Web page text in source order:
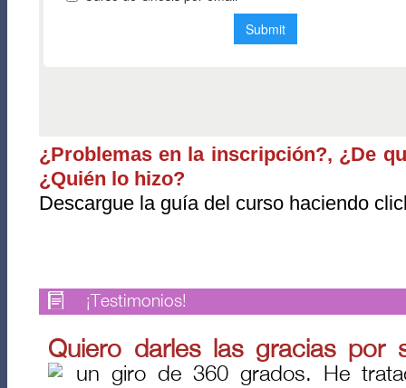
¿Problemas en la inscripción?, ¿De
¿Quién lo hizo?
Descargue la guía del curso haciendo
¡Testimonios!
Quiero darles las gracias por
un giro de 360 grados. He